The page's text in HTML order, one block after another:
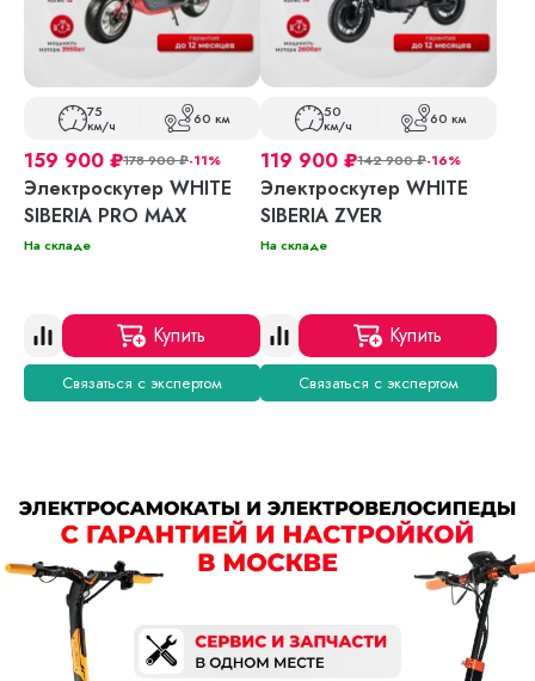
75
км/ч 60 км
159 900 ₽178 900₽-11%
Электроскутер WHITE
SIBERIA PRO MAX
На складе
Купить
Связаться с экспертом
50
км/ч 60 км
119 900 ₽142 900₽-16%
Электроскутер WHITE
SIBERIA ZVER
На складе
Купить
Связаться с экспертом